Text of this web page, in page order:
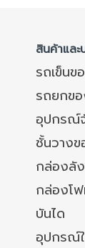
สินค้าและ
รถเข็นข
รถยกข
อุปกรณ์
ชั้นวางข
กล่องลั
กล่องโ
บันได
อุปกรณ์ใ